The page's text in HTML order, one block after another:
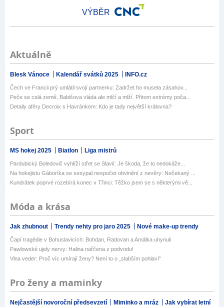
VÝBĚR
Aktuálně
Blesk Vánoce Kalendář svátků 2025 INFO.cz
Čech ve Francii prý umlátil svojí partnerku: Zadržet ho musela zásahov...
Peče se celá země, Babišova vláda ale mlčí a mlží. Přitom extrémy poča...
Detaily aféry Decroix s Havránkem: Kdo je tady největší královna?
Sport
MS hokej 2025 Biatlon Liga mistrů
Pardubický Boledovič vyhlíží střet se Slavií: Je škoda, že to nedokáže...
Na hokejistu Gáboríka se sesypal nespočet obvinění z nevěry: Nečekaný ...
Kundrátek poprvé rozebírá konec v Třinci: Těžko jsem se s některými vě...
Móda a krása
Jak zhubnout Trendy nehty pro jaro 2025 Nové make-up trendy
Čapí tragédie v Bohuslavicích: Bohdan, Radovan a Amálka uhynuli
Pawlowské ujely nervy: Halina nařčena z podvodu!
Vlna veder: Proč víc umírají ženy? Není to o „slabším pohlaví“
Pro ženy a maminky
Nejčastější novoroční předsevzetí Miminko a mráz
Jak vybírat letní